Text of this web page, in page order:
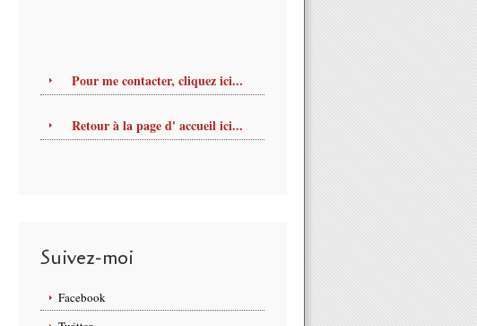
Pour me contacter, cliquez ici...
Retour à la page d' accueil ici...
Suivez-moi
Facebook